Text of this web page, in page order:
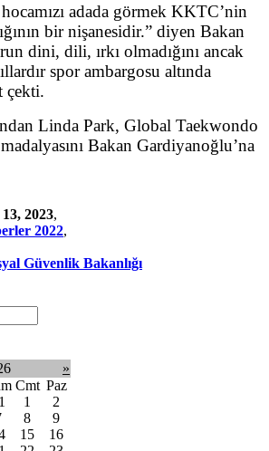
adada görmek KKTC’nin
bir nişanesidir.” diyen Bakan
dini, dili, ırkı olmadığını ancak
spor ambargosu altında
çekti.
Linda Park, Global Taekwondo
Bakan Gardiyanoğlu’na
2023,
2022,
Güvenlik Bakanlığı
»
Cmt Paz
1
2
8
9
15
16